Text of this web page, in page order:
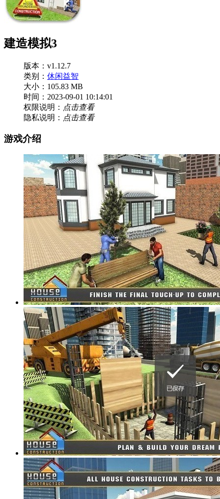
建造模拟3
版本：v1.12.7
类别： 休闲益智
大小：105.83 MB
时间：2023-09-01 10:14:01
权限说明： 点击查看
隐私说明： 点击查看
游戏介绍